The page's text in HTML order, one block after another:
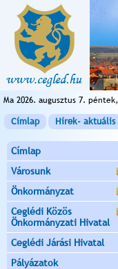
Ma 2026. augusztus 7. péntek,
Címlap Hírek- aktuális
Címlap
Városunk
Önkormányzat
Ceglédi Közös
Önkormányzati Hivatal
Ceglédi Járási Hivatal
Pályázatok